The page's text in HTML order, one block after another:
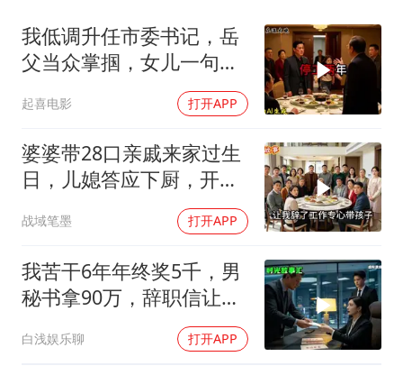
老挝国会主席赛宋蓬逝世
茅台部分直营店飞天茅台提价
白海豚将正面袭击贯穿浙江
酒店回应车内过夜被收150元
乐享全民健身 共筑健康中国
我低调升任市委书记，岳
父当众掌掴，女儿一句话
起喜电影 打开APP
婆婆带28口亲戚来家过生
日，儿媳答应下厨，开饭
战域笔墨 打开APP
我苦干6年年终奖5千，男
秘书拿90万，辞职信让女
白浅娱乐聊 打开APP